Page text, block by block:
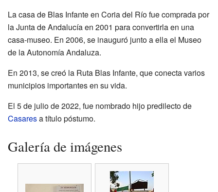
La casa de Blas Infante en Coria del Río fue comprada por
la Junta de Andalucía en 2001 para convertirla en una
casa-museo. En 2006, se inauguró junto a ella el Museo
de la Autonomía Andaluza.
En 2013, se creó la Ruta Blas Infante, que conecta varios
municipios importantes en su vida.
El 5 de julio de 2022, fue nombrado hijo predilecto de
Casaresa título póstumo.
Galería de imágenes